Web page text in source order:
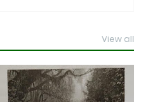
View all